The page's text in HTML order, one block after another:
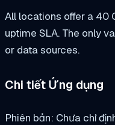
All locations offer a 40
uptime SLA. The only
or data sources.
Chi tiết Ứng dụng
Phiên bản: Chưa chỉ